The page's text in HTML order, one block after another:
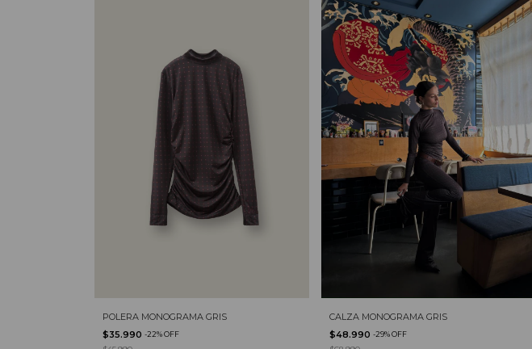
POLERA MONOGRAMA GRIS
$35.990 -22%OFF
CALZA MONOGRAMA GRIS
$48.990-29%OFF